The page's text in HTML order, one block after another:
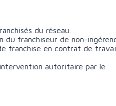
du réseau.
franchiseur de non-
franchise en contrat de
autoritaire par le